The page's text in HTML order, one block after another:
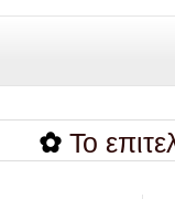
Το επιτελικό